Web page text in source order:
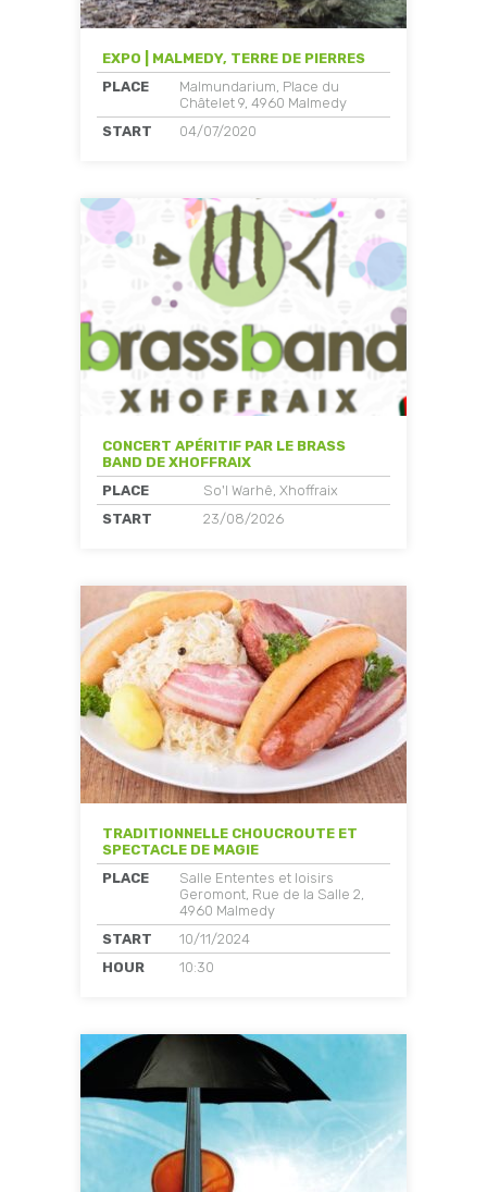
EXPO | MALMEDY, TERRE DE PIERRES
PLACE
Malmundarium, Place du
Châtelet 9, 4960 Malmedy
START
04/07/2020
CONCERT APÉRITIF PAR LE BRASS
BAND DE XHOFFRAIX
PLACE
So'l Warhê, Xhoffraix
START
23/08/2026
TRADITIONNELLE CHOUCROUTE ET
SPECTACLE DE MAGIE
PLACE
Salle Ententes et loisirs
Geromont, Rue de la Salle 2,
4960 Malmedy
START
10/11/2024
HOUR
10:30